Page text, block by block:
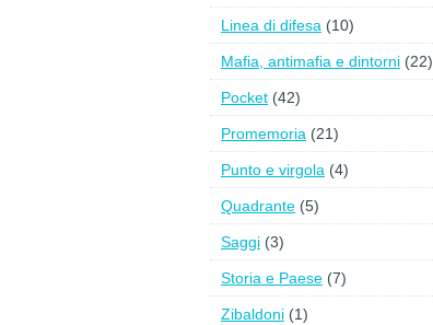
Linea di difesa (10)
Mafia, antimafia e dintorni (22)
Pocket (42)
Promemoria (21)
Punto e virgola (4)
Quadrante (5)
Saggi (3)
Storia e Paese (7)
Zibaldoni (1)